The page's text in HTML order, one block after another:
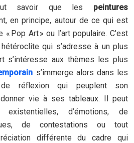
savoir que les peintures
en principe, autour de ce qui est
Pop Art » ou l’art populaire. C’est
qui s’adresse à un plus
s’intéresse aux thèmes les plus
s’immerge alors dans les
de réflexion qui peuplent son
vie à ses tableaux. Il peut
d’émotions, de
de contestations ou tout
différente du cadre qui